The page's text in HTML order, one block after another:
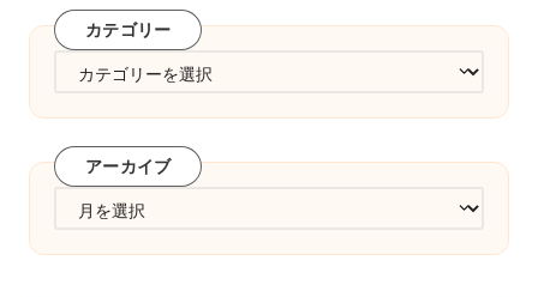
カテゴリー
ゴ
リ
ー
アーカイブ
カ